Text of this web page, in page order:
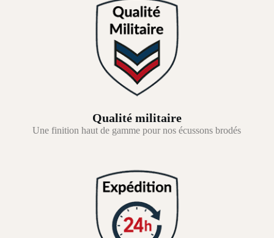
Qualité militaire
Une finition haut de gamme pour nos écussons brodés